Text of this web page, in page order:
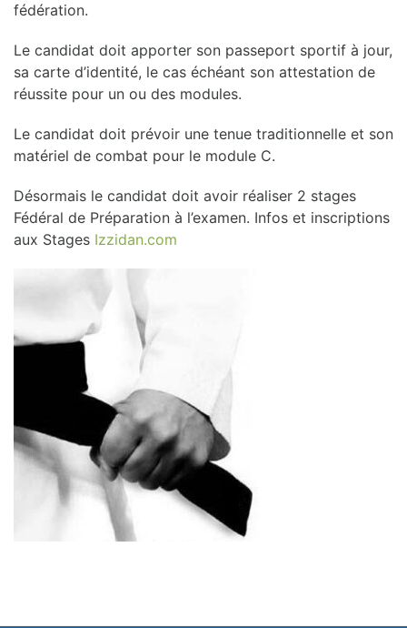
fédération.
Le candidat doit apporter son passeport sportif à jour,
sa carte d’identité, le cas échéant son attestation de
réussite pour un ou des modules.
Le candidat doit prévoir une tenue traditionnelle et son
matériel de combat pour le module C.
Désormais le candidat doit avoir réaliser 2 stages
Fédéral de Préparation à l’examen. Infos et inscriptions
aux Stages Izzidan.com